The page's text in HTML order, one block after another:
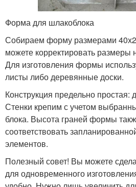
Форма для шлакоблока
Собираем форму размерами
можете корректировать размеры
Для изготовления формы
листы либо деревянные доски.
Конструкция предельно простая:
Стенки крепим с учетом
блока. Высота граней формы
соответствовать
элементов.
Полезный совет! Вы можете
для одновременного